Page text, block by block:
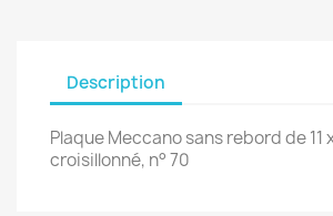
Description
Plaque Meccano sans rebord de 11
croisillonné, n° 70